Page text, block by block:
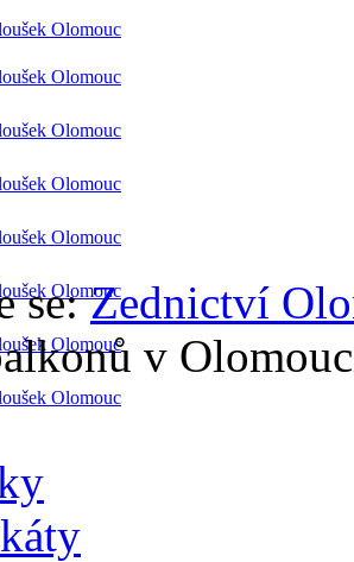
se:Zednictví
v